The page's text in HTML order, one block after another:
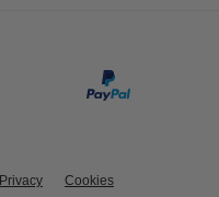
Privacy Cookies